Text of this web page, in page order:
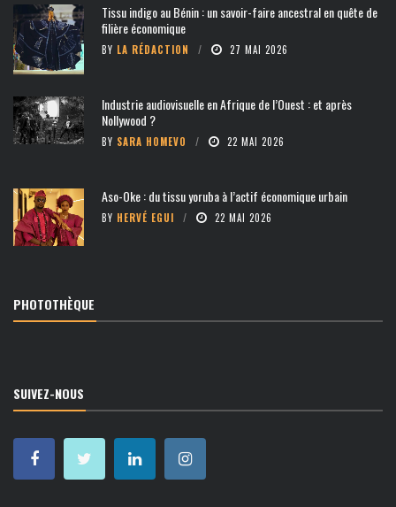
Tissu indigo au Bénin : un savoir-faire ancestral en quête de
filière économique
BY LA RÉDACTION 27 MAI 2026
Industrie audiovisuelle en Afrique de l’Ouest : et après
Nollywood ?
BY SARA HOMEVO 22 MAI 2026
Aso-Oke : du tissu yoruba à l’actif économique urbain
BY HERVÉ EGUI 22 MAI 2026
PHOTOTHÈQUE
SUIVEZ-NOUS